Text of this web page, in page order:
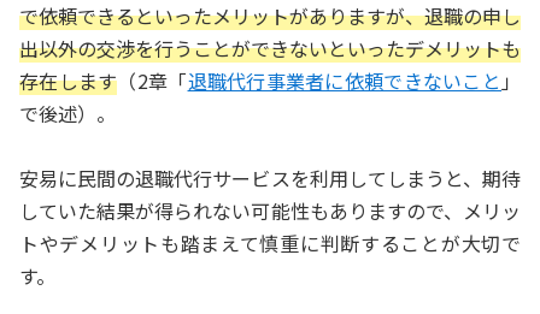
で依頼できるといったメリットがありますが、退職の申し
出以外の交渉を行うことができないといったデメリットも
存在します （2章「退職代行事業者に依頼できないこと 」
で後述）。
安易に民間の退職代行サービスを利用してしまうと、期待
していた結果が得られない可能性もありますので、メリッ
トやデメリットも踏まえて慎重に判断することが大切で
す。